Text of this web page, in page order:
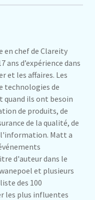
chef de Clareity
ans d’expérience dans
et les affaires. Les
technologies de
ils ont besoin
de produits, de
de la qualité, de
l'information. Matt a
d'auteur dans le
et plusieurs
des 100
les plus influentes